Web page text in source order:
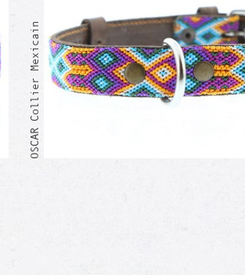
OSCAR Collier Mexicain